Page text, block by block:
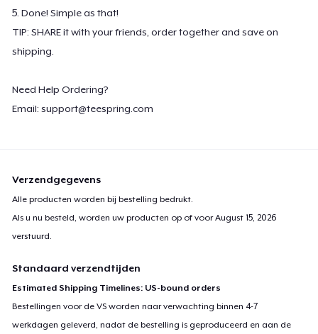
5. Done! Simple as that!
TIP: SHARE it with your friends, order together and save on
shipping.
Need Help Ordering?
Email:support@teespring.com
Verzendgegevens
Alle producten worden bij bestelling bedrukt.
Als u nu besteld, worden uw producten op of voorAugust 15, 2026
verstuurd.
Standaard verzendtijden
Estimated Shipping Timelines: US-bound orders
Bestellingen voor de VS worden naar verwachting binnen 4-7
werkdagen geleverd, nadat de bestelling is geproduceerd en aan de